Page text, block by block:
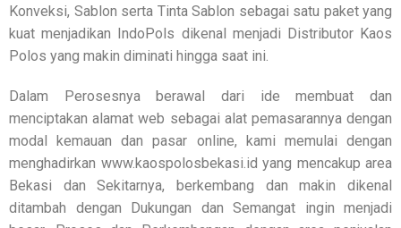
Konveksi, Sablon serta Tinta Sablon sebagai satu paket yang
kuat menjadikan IndoPols dikenal menjadi Distributor Kaos
Polos yang makin diminati hingga saat ini.
Dalam Perosesnya berawal dari ide membuat dan
menciptakan alamat web sebagai alat pemasarannya dengan
modal kemauan dan pasar online, kami memulai dengan
menghadirkan www.kaospolosbekasi.id yang mencakup area
Bekasi dan Sekitarnya, berkembang dan makin dikenal
ditambah dengan Dukungan dan Semangat ingin menjadi